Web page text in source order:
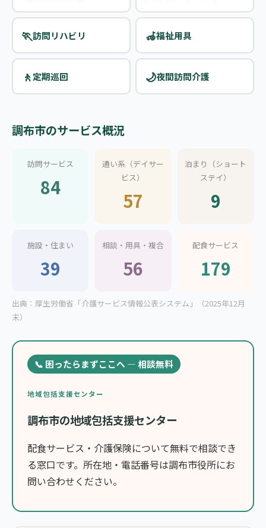
🏃訪問リハビリ 🦽福祉用具
🚶定期巡回 🌙夜間訪問介護
調布市のサービス概況
訪問サービス
84
通い系（デイサー
ビス）
57
泊まり（ショート
ステイ）
9
施設・住まい
39
相談・用具・複合
56
配食サービス
179
出典：厚生労働省「介護サービス情報公表システム」（2025年12月
末）
📞 困ったらまずここへ — 相談無料
地域包括支援センター
調布市の地域包括支援センター
配食サービス・介護保険について無料で相談でき
る窓口です。所在地・電話番号は調布市役所にお
問い合わせください。